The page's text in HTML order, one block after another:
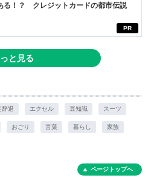
PR
る！？ クレジットカードの都市伝説
と見る
辞退 エクセル 豆知識 スーツ
おごり 言葉 暮らし 家族
ページトップへ